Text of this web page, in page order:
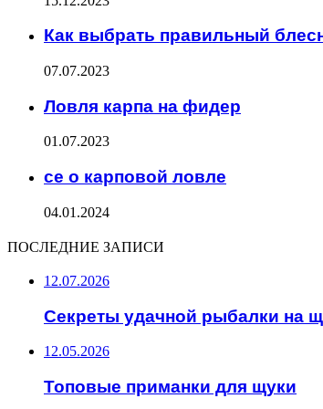
Как выбрать правильный
07.07.2023
Ловля карпа на фидер
01.07.2023
се о карповой ловле
04.01.2024
ПОСЛЕДНИЕ ЗАПИСИ
12.07.2026
Секреты удачной рыбалки на
12.05.2026
Топовые приманки для щуки